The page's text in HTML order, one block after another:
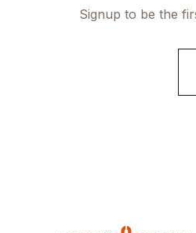
Signup to be the